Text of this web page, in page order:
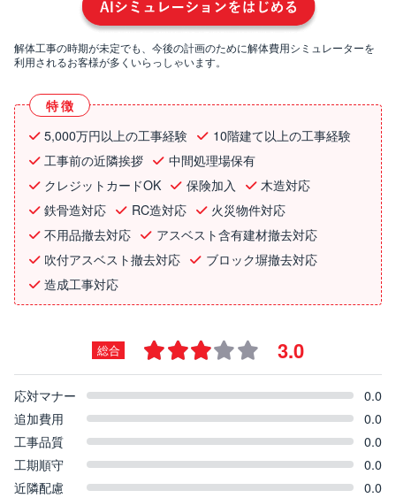
解体工事の時期が未定でも、今後の計画のために解体費用シミュレーターを
利用されるお客様が多くいらっしゃいます。
特徴
5,000万円以上の工事経験
10階建て以上の工事経験
工事前の近隣挨拶
中間処理場保有
クレジットカードOK
保険加入
木造対応
鉄骨造対応
RC造対応
火災物件対応
不用品撤去対応
アスベスト含有建材撤去対応
吹付アスベスト撤去対応
ブロック塀撤去対応
造成工事対応
総合 3.0
応対マナー
0.0
追加費用
0.0
工事品質
0.0
工期順守
0.0
近隣配慮
0.0